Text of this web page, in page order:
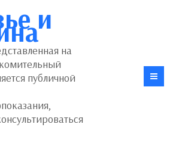
и
на
публичной